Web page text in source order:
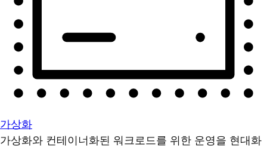
가상화
가상화와 컨테이너화된 워크로드를 위한 운영을 현대화